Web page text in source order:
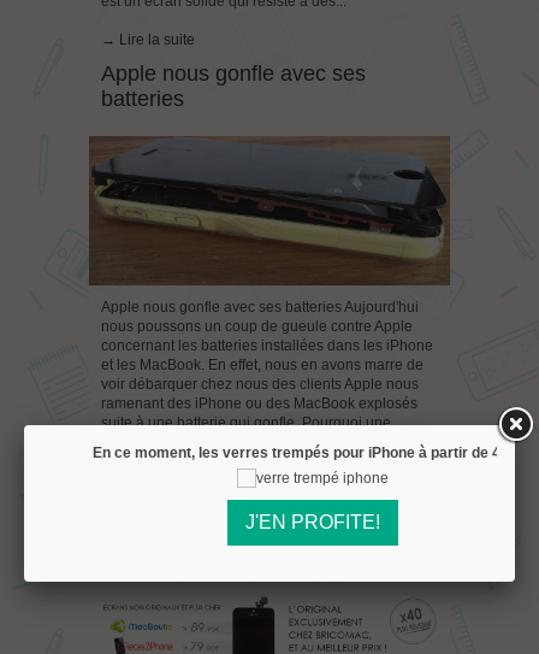
→ Lire la suite
Apple nous gonfle avec ses
batteries
Apple nous gonfle avec ses batteries Aujourd'hui
nous poussons un coup de gueule contre Apple
concernant les batteries installées dans les iPhone
et les MacBook. En effet, nous en avons marre de
voir débarquer chez nous des clients Apple nous
ramenant des iPhone ou des MacBook explosés
suite à une batterie qui gonfle. Pourquoi une
batterie gonfle? Pour le Li-Po, les éléments sont
constitués d'une enveloppe semi-rigide qui va se...
Le fair-play chez BricoMac
En ce moment, les verres trempés pour iPhone à partir de 4.45€!
J'EN PROFITE!